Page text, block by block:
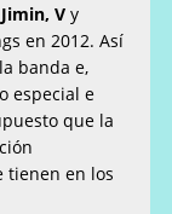
Jimin, Vy
en 2012. Así
banda e,
especial e
que la
tienen en los